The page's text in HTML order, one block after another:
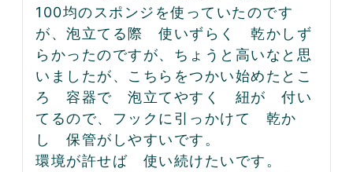
100均のスポンジを使っていたのです
が、泡立てる際　使いずらく　乾かしず
らかったのですが、ちょうと高いなと思
いましたが、こちらをつかい始めたとこ
ろ　容器で　泡立てやすく　紐が　付い
てるので、フックに引っかけて　乾か
し　保管がしやすいです。
環境が許せば　使い続けたいです。